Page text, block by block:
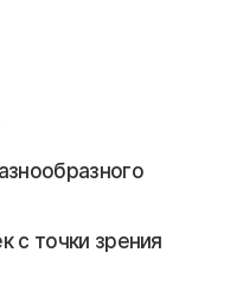
с точки зрения